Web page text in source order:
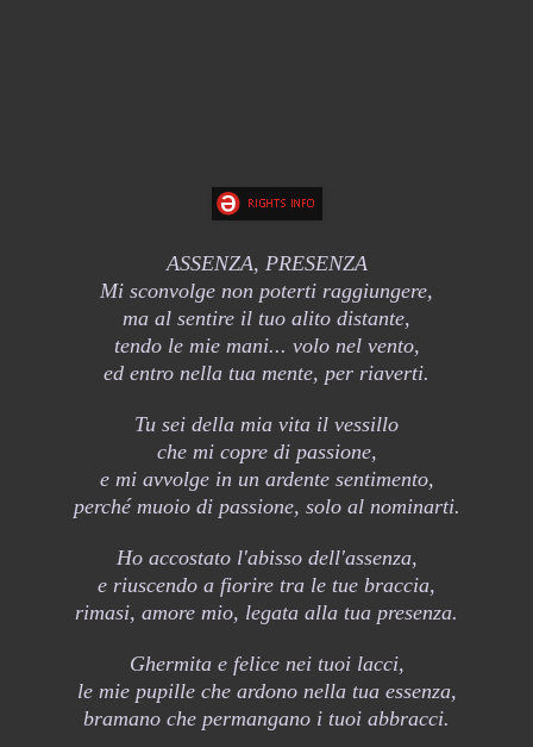
ASSENZA, PRESENZA
Mi sconvolge non poterti raggiungere,
ma al sentire il tuo alito distante,
tendo le mie mani... volo nel vento,
ed entro nella tua mente, per riaverti.
Tu sei della mia vita il vessillo
che mi copre di passione,
e mi avvolge in un ardente sentimento,
perché muoio di passione, solo al nominarti.
Ho accostato l'abisso dell'assenza,
e riuscendo a fiorire tra le tue braccia,
rimasi, amore mio, legata alla tua presenza.
Ghermita e felice nei tuoi lacci,
le mie pupille che ardono nella tua essenza,
bramano che permangano i tuoi abbracci.